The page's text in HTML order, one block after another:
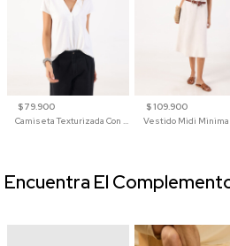
$ 79.900
$ 109.900
Encuentra El